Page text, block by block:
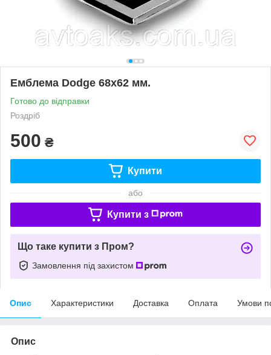
Емблема Dodge 68х62 мм.
Готово до відправки
Роздріб
500 ₴
Купити
або
Купити з
Що таке купити з Пром?
Замовлення під захистом
Опис Характеристики Доставка Оплата Умови
Опис